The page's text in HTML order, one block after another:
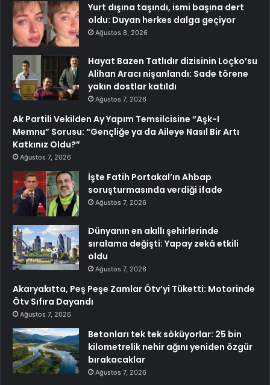
Yurt dışına taşındı, ismi başına dert
oldu: Duyan herkes dalga geçiyor
Ağustos 8, 2026
Hayat Bazen Tatlıdır dizisinin Loçko’su
Alihan Aracı nişanlandı: Sade törene
yakın dostlar katıldı
Ağustos 7, 2026
Ak Partili Vekilden Ay Yapım Temsilcisine “Aşk-I
Memnu” Sorusu: “Gençliğe ya da Aileye Nasıl Bir Artı
Katkınız Oldu?”
Ağustos 7, 2026
İşte Fatih Portakal’ın Ahbap
soruşturmasında verdiği ifade
Ağustos 7, 2026
Dünyanın en akıllı şehirlerinde
sıralama değişti: Yapay zekâ etkili
oldu
Ağustos 7, 2026
Akaryakıtta, Peş Peşe Zamlar Ötv’yi Tüketti: Motorinde
Ötv Sıfıra Dayandı
Ağustos 7, 2026
Betonları tek tek söküyorlar: 25 bin
kilometrelik nehir ağını yeniden özgür
bırakacaklar
Ağustos 7, 2026